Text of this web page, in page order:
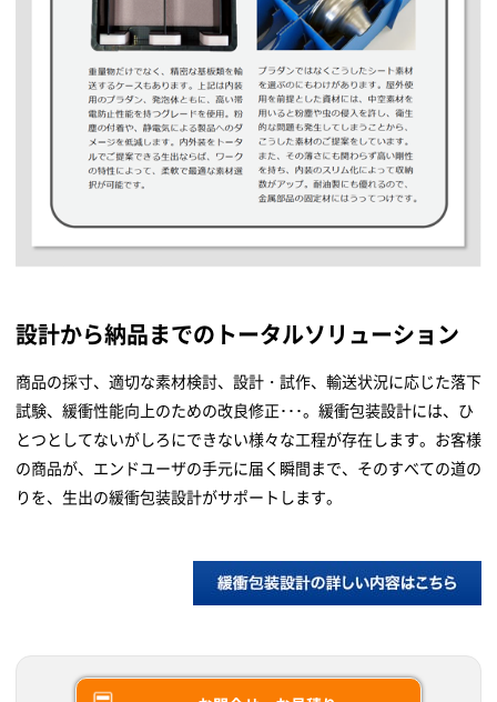
設計から納品までのトータルソリューション
商品の採寸、適切な素材検討、設計・試作、輸送状況に応じた落下
試験、緩衝性能向上のための改良修正･･･。緩衝包装設計には、ひ
とつとしてないがしろにできない様々な工程が存在します。お客様
の商品が、エンドユーザの手元に届く瞬間まで、そのすべての道の
りを、生出の緩衝包装設計がサポートします。